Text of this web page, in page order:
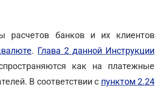
расчетов банков и их клиентов
. Глава 2 данной Инструкции
как на платежные
В соответствии с пунктом 2.24